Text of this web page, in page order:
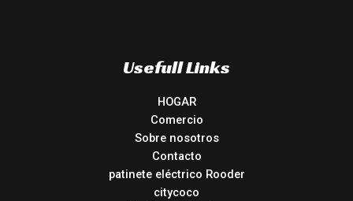
Usefull Links
HOGAR
Comercio
Sobre nosotros
Contacto
patinete eléctrico Rooder
citycoco